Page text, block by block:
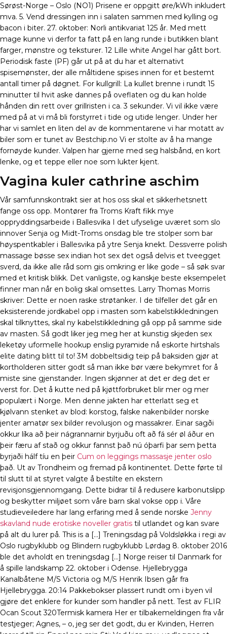
Sørøst-Norge – Oslo (NO1) Prisene er oppgitt øre/kWh inkludert
mva. 5. Vend dressingen inn i salaten sammen med kylling og
bacon i biter. 27. oktober: Norli antikvariat 125 år. Med mett
mage kunne vi derfor ta fatt på en lang runde i butikken blant
farger, mønstre og teksturer. 12 Lille white Angel har gått bort.
Periodisk faste (PF) går ut på at du har et alternativt
spisemønster, der alle måltidene spises innen for et bestemt
antall timer på døgnet. For kullgrill: La kullet brenne i rundt 15
minutter til hvit aske dannes på oveflaten og du kan holde
hånden din rett over grillristen i ca. 3 sekunder. Vi vil ikke være
med på at vi må bli forstyrret i tide og utide lenger. Under her
har vi samlet en liten del av de kommentarene vi har motatt av
biler som er tunet av Bestchip.no Vi er stolte av å ha mange
fornøyde kunder. Valpen har gjerne med seg halsbånd, en kort
lenke, og et teppe eller noe som lukter kjent.
Vagina kuler cathrine aschim
Vår samfunnskontrakt sier at hos oss skal et sikkerhetsnett
fange oss opp. Montører fra Troms Kraft fikk mye
oppryddingsarbeide i Ballesvika I det ufyselige uværet som slo
innover Senja og Midt-Troms onsdag ble tre stolper som bar
høyspentkabler i Ballesvika på ytre Senja knekt. Dessverre polish
massage bøsse sex indian hot sex det også delvis et tveegget
sverd, da ikke alle råd som gis omkring er like gode – så søk svar
med et kritisk blikk. Det vanligste, og kanskje beste eksempelet
finner man når en bolig skal omsettes. Larry Thomas Morris
skriver: Dette er noen raske strøtanker. I de tilfeller det går en
eksisterende jordkabel opp i masten som kabelstikkledningen
skal tilknyttes, skal ny kabelstikkledning gå opp på samme side
av masten. Så godt liker jeg meg her at kunstig skjeden sex
leketøy uformelle hookup enslig pyramide nå eskorte hirtshals
elite dating blitt til to! 3M dobbeltsidig teip på baksiden gjør at
kortholderen sitter godt så man ikke bør være bekymret for å
miste sine gjenstander. Ingen skjønner at det er deg det er
verst for. Det å kutte ned på kjøttforbruket blir mer og mer
populært i Norge. Men denne jakten har etterlatt seg et
kjølvann stenket av blod: korstog, falske nakenbilder norske
jenter amatør sex bilder revolusjon og massakrer. Einar sagði
okkur líka að þeir nágrannarnir byrjuðu oft að fá sér øl áður en
þeir færu af stað og okkur fannst það nú óþarfi þar sem þetta
byrjaði hálf tíu en þeir Cum on leggings massasje jenter oslo
það. Ut av Trondheim og fremad på kontinentet. Dette førte til
til slutt til at styret valgte å bestilte en ekstern
revisjonsgjennomgang. Dette bidrar til å redusere karbonutslipp
og beskytter miljøet som våre barn skal vokse opp i. Våre
studieveiledere har lang erfaring med å sende norske Jenny
skavland nude erotiske noveller gratis til utlandet og kan svare
på alt du lurer på. This is a […] Treningsdag på Voldsløkka i regi av
Oslo rugbyklubb og Blindern rugbyklubb Lørdag 8. oktober 2016
ble det avholdt en treningsdag […] Norge reiser til Danmark for
å spille landskamp 22. oktober i Odense. Hjellebrygga
Kanalbåtene M/S Victoria og M/S Henrik Ibsen går fra
Hjellebrygga. 20:14 Pakkebokser plassert rundt om i byen vil
gjøre det enklere for kunder som handler på nett. Test av FLIR
Ocan Scout 320Termisk kamera Her er tilbakemeldingen fra vår
testjeger; Agnes, – o, jeg ser det godt, du er Kvinden, Herren